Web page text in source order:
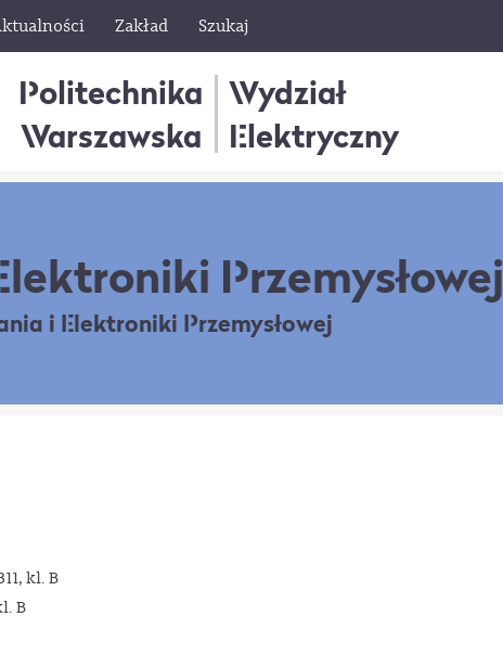
Zakład Szukaj
Politechnika
Warszawska
Wydział
Elektryczny
Przemysłowej
i Elektroniki Przemysłowej
kl. B
B